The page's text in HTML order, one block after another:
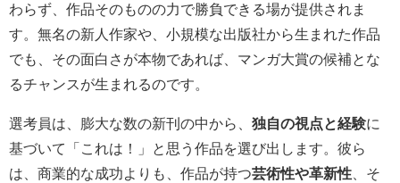
わらず、作品そのものの力で勝負できる場が提供されま
す。無名の新人作家や、小規模な出版社から生まれた作品
でも、その面白さが本物であれば、マンガ大賞の候補とな
るチャンスが生まれるのです。
選考員は、膨大な数の新刊の中から、 独自の視点と経験に
基づいて「これは！」と思う作品を選び出します。彼ら
は、商業的な成功よりも、作品が持つ芸術性や革新性 、そ